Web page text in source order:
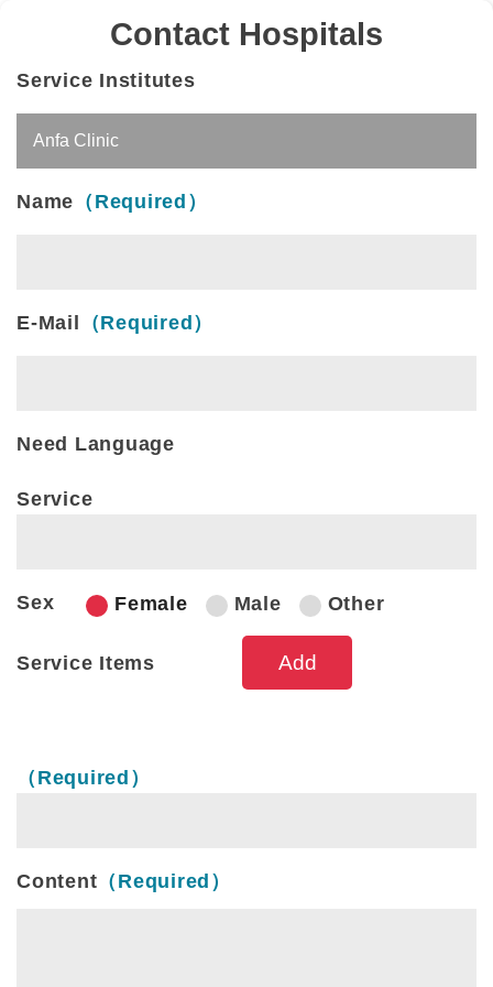
Contact Hospitals
Service Institutes
Name （Required）
E-Mail （Required）
Need Language
Service
Sex Female Male Other
Service Items
（Required）
Content （Required）